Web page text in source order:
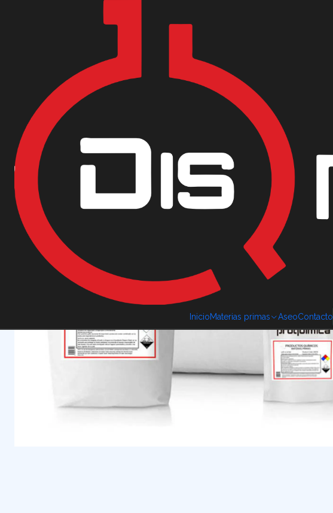
InicioMaterias primas AseoContacto
Encuentra nuestras sedes y puntos de venta
Tratamiento de aguas